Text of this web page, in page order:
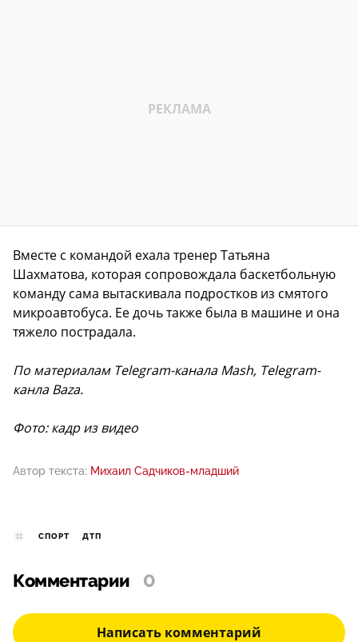
Вместе с командой ехала тренер Татьяна
Шахматова, которая сопровождала баскетбольную
команду сама вытаскивала подростков из смятого
микроавтобуса. Ее дочь также была в машине и она
тяжело пострадала.
По материалам Telegram-канала Mash, Telegram-
канла Baza.
Фото: кадр из видео
Автор текста: Михаил Садчиков-младший
СПОРТ ДТП
Комментарии 0
Написать комментарий